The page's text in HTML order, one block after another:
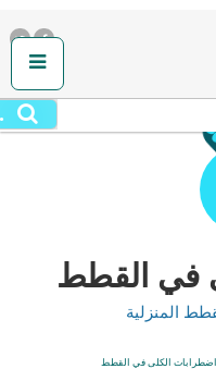
في القطط
المنزلية
اضطرابات الكلى في القطط